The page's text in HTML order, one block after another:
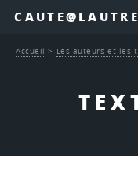
Accueil > Les auteurs et les